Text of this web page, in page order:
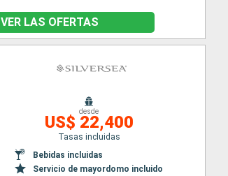
VER LAS OFERTAS
desde
US$ 22,400
Tasas incluidas
Bebidas incluidas
Servicio de mayordomo incluido